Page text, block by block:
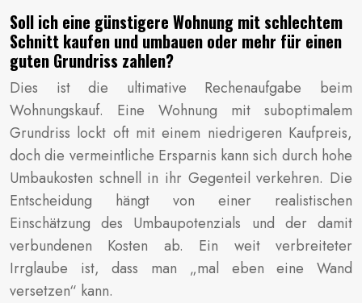
Soll ich eine günstigere Wohnung mit schlechtem
Schnitt kaufen und umbauen oder mehr für einen
guten Grundriss zahlen?
Dies ist die ultimative Rechenaufgabe beim
Wohnungskauf. Eine Wohnung mit suboptimalem
Grundriss lockt oft mit einem niedrigeren Kaufpreis,
doch die vermeintliche Ersparnis kann sich durch hohe
Umbaukosten schnell in ihr Gegenteil verkehren. Die
Entscheidung hängt von einer realistischen
Einschätzung des Umbaupotenzials und der damit
verbundenen Kosten ab. Ein weit verbreiteter
Irrglaube ist, dass man „mal eben eine Wand
versetzen“ kann.